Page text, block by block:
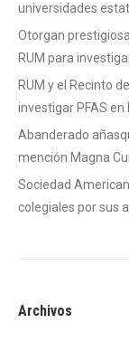
universidades
Otorgan
RUM para
RUM y el Recinto
investigar PFAS
Abanderado
mención Magna
Sociedad
colegiales por sus
Archivos